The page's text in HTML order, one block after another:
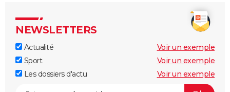
NEWSLETTERS
Actualité
Voir un exemple
Sport
Voir un exemple
Les dossiers d'actu
Voir un exemple